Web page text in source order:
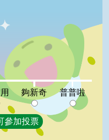
夠新奇:0%普普啦:0%
夠新奇 普普啦
參加投票